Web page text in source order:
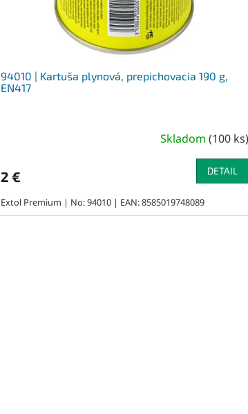
94010 | Kartuša plynová, prepichovacia 190 g,
EN417
Skladom (100 ks)
2 € DETAIL
Extol Premium | No: 94010 | EAN: 8585019748089